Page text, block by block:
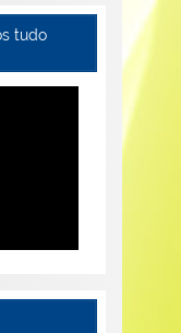
tudo